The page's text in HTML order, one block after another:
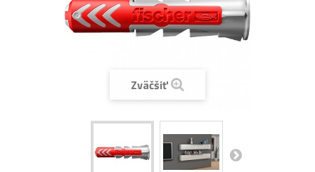
Zväčšiť